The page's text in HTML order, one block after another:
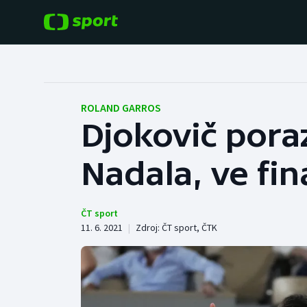
Hokej
Tenis
Cyklistika
Baseball a softbal
Basketbal
Boby a skeleton
Box
ROLAND GARROS
Djokovič
Nadala, ve
ČT sport
11. 6. 2021 | Zdroj: ČT sport, ČTK